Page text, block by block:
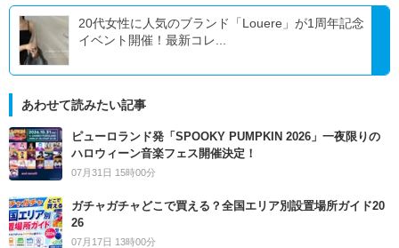
20代女性に人気のブランド「Louere」が1周年記念
イベント開催！最新コレ...
あわせて読みたい記事
ピューロランド発「SPOOKY PUMPKIN 2026」一夜限りの
ハロウィーン音楽フェス開催決定！
07月31日 15時00分
ガチャガチャどこで買える？全国エリア別設置場所ガイド20
26
07月17日 13時00分